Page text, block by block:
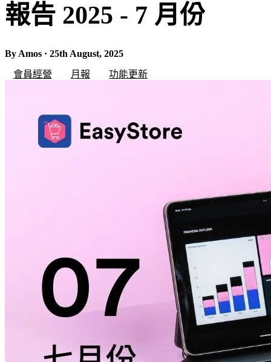
報告 2025 - 7 月份
By Amos · 25th August, 2025
會員經營
月報 功能更新